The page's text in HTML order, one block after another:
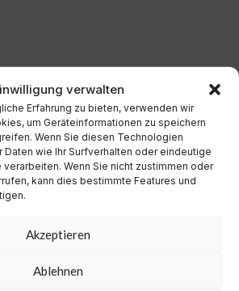
verwalten
Erfahrung zu bieten, verwenden wir
um Geräteinformationen zu speichern
Wenn Sie diesen Technologien
Daten wie Ihr Surfverhalten oder eindeutige
Wenn Sie nicht zustimmen oder
kann dies bestimmte Features und
Akzeptieren
Ablehnen